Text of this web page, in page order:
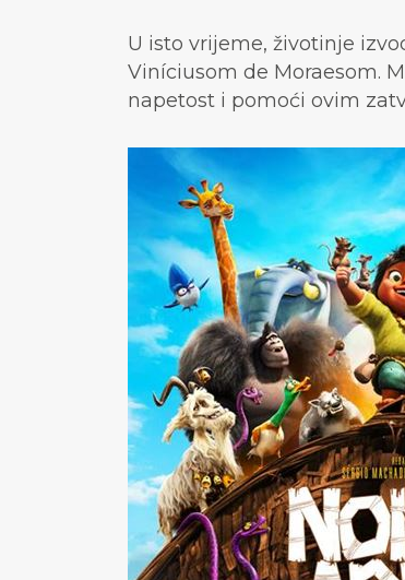
U isto vrijeme, životinje
Viníciusom de Moraesom.
napetost i pomoći ovim